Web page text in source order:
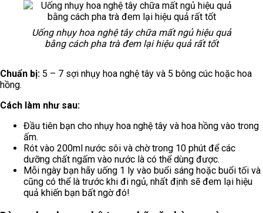
Uống nhụy hoa nghệ tây chữa mất ngủ hiệu quả
bằng cách pha trà đem lại hiệu quả rất tốt
Chuẩn bị: 5 – 7 sợi nhụy hoa nghệ tây và 5 bông cúc hoặc hoa
hồng.
Cách làm như sau:
Đầu tiên bạn cho nhụy hoa nghệ tây và hoa hồng vào trong
ấm.
Rót vào 200ml nước sôi và chờ trong 10 phút để các
dưỡng chất ngấm vào nước là có thể dùng được.
Mỗi ngày bạn hãy uống 1 ly vào buổi sáng hoặc buổi tối và
cũng có thể là trước khi đi ngủ, nhất định sẽ đem lại hiệu
quả khiến bạn bất ngờ đó!